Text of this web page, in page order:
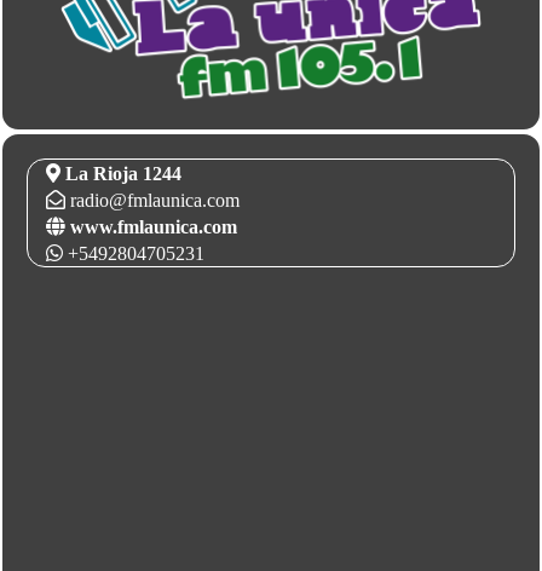
La Rioja 1244
radio@fmlaunica.com
www.fmlaunica.com
+5492804705231